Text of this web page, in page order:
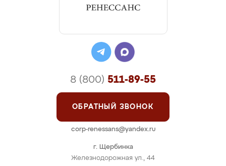
г. Щербинка
Железнодорожная ул., 44
8 (800) 511-89-55
ОБРАТНЫЙ ЗВОНОК
corp-renessans@yandex.ru